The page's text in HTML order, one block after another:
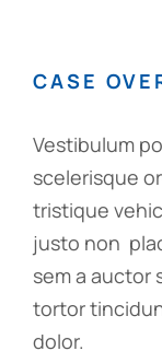
CASE
Vestibulum
scelerisque
tristique
justo non
sem a auctor
tortor
dolor.